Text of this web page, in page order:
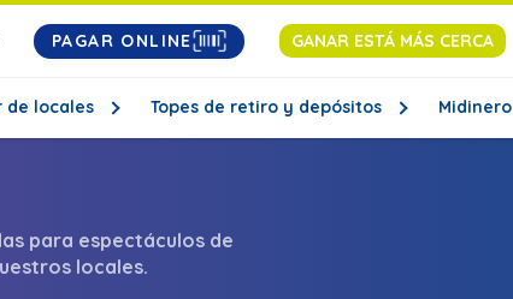
PAGAR ONLINE GANAR ESTÁ MÁS CERCA
de locales Topes de retiro y depósitos Midinero
para espectáculos de
locales.